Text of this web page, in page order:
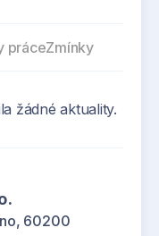
práceZmínky
žádné aktuality.
60200